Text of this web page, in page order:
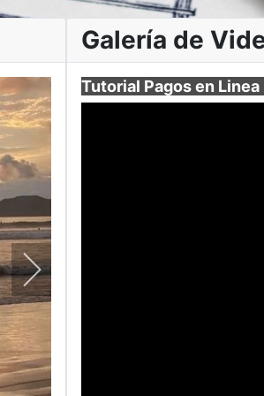
Galería de
Tutorial Pagos en Linea